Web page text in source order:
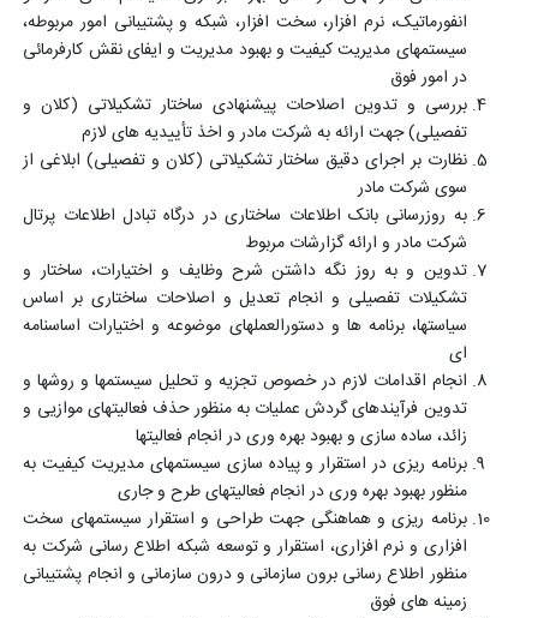
انفورماتیک، نرم افزار، سخت افزار، شبکه و پشتیبانی امور مربوطه،
سیستمهای مدیریت کیفیت و بهبود مدیریت و ایفای نقش کارفرمائی
در امور فوق
بررسی و تدوین اصلاحات پیشنهادی ساختار تشکیلاتی (کلان و
تفصیلی) جهت ارائه به شرکت مادر و اخذ تأییدیه های لازم
نظارت بر اجرای دقیق ساختار تشکیلاتی (کلان و تفصیلی) ابلاغی از
سوی شرکت مادر
به روزرسانی بانک اطلاعات ساختاری در درگاه تبادل اطلاعات پرتال
شرکت مادر و ارائه گزارشات مربوط
تدوین و به روز نگه داشتن شرح وظایف و اختیارات، ساختار و
تشکیلات تفصیلی و انجام تعدیل و اصلاحات ساختاری بر اساس
سیاستها، برنامه ها و دستورالعملهای موضوعه و اختیارات اساسنامه
ای
انجام اقدامات لازم در خصوص تجزیه و تحلیل سیستمها و روشها و
تدوین فرآیندهای گردش عملیات به منظور حذف فعالیتهای موازیی و
زائد، ساده سازی و بهبود بهره وری در انجام فعالیتها
برنامه ریزی در استقرار و پیاده سازی سیستمهای مدیریت کیفیت به
منظور بهبود بهره وری در انجام فعالیتهای طرح و جاری
برنامه ریزی و هماهنگی جهت طراحی و استقرار سیستمهای سخت
افزاری و نرم افزاری، استقرار و توسعه شبکه اطلاع رسانی شرکت به
منظور اطلاع رسانی برون سازمانی و درون سازمانی و انجام پشتیبانی
زمینه های فوق